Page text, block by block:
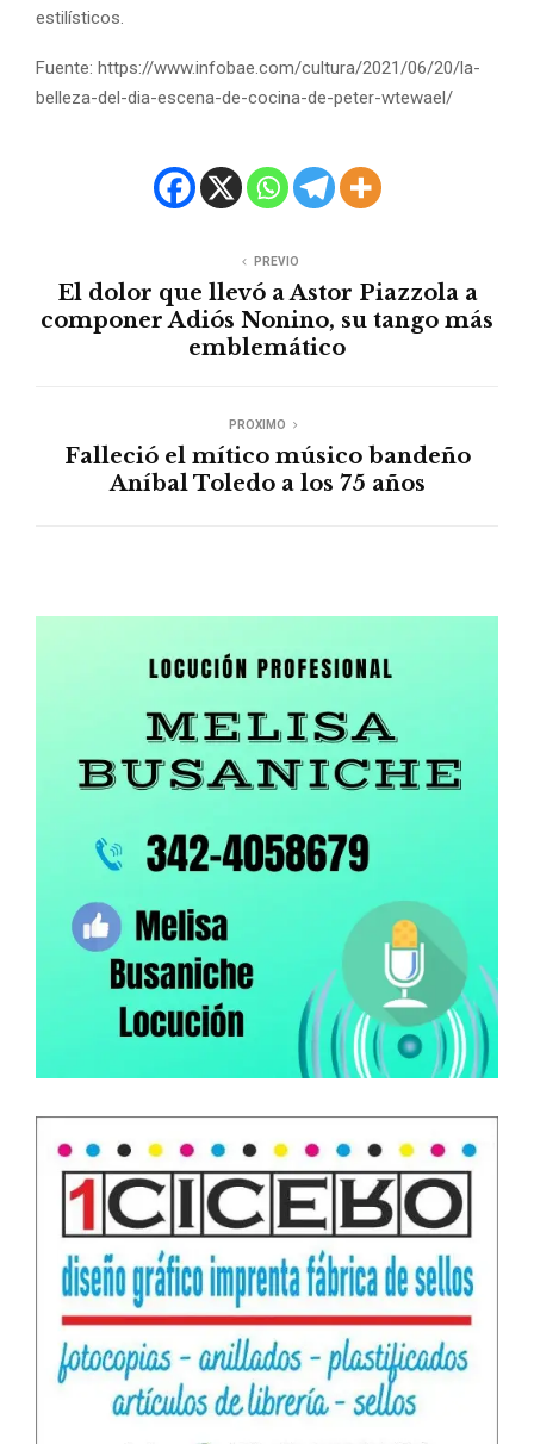
estilísticos.
Fuente: https://www.infobae.com/cultura/2021/06/20/la-
belleza-del-dia-escena-de-cocina-de-peter-wtewael/
PREVIO
El dolor que llevó a Astor Piazzola a
componer Adiós Nonino, su tango más
emblemático
PROXIMO
Falleció el mítico músico bandeño
Aníbal Toledo a los 75 años